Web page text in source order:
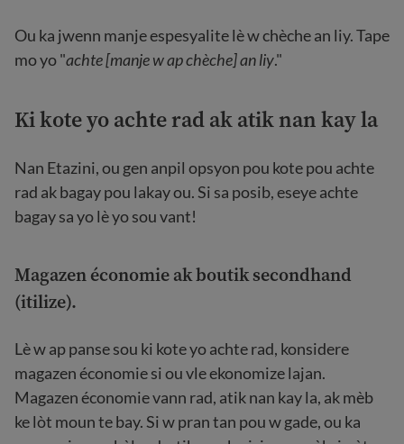
Ou ka jwenn manje espesyalite lè w chèche an liy. Tape
mo yo "achte [manje w ap chèche] an liy."
Ki kote yo achte rad ak atik nan kay la
Nan Etazini, ou gen anpil opsyon pou kote pou achte
rad ak bagay pou lakay ou. Si sa posib, eseye achte
bagay sa yo lè yo sou vant!
Magazen économie ak boutik secondhand
(itilize).
Lè w ap panse sou ki kote yo achte rad, konsidere
magazen économie si ou vle ekonomize lajan.
Magazen économie vann rad, atik nan kay la, ak mèb
ke lòt moun te bay. Si w pran tan pou w gade, ou ka